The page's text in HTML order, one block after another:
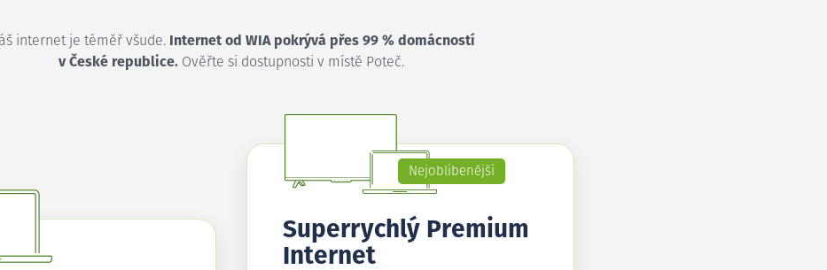
internet je téměř všude.
Internet od WIA pokrývá přes 99 % domácností
v České republice. Ověřte si dostupnosti v místě Poteč.
Nejoblíbenější
Superrychlý Premium
Internet